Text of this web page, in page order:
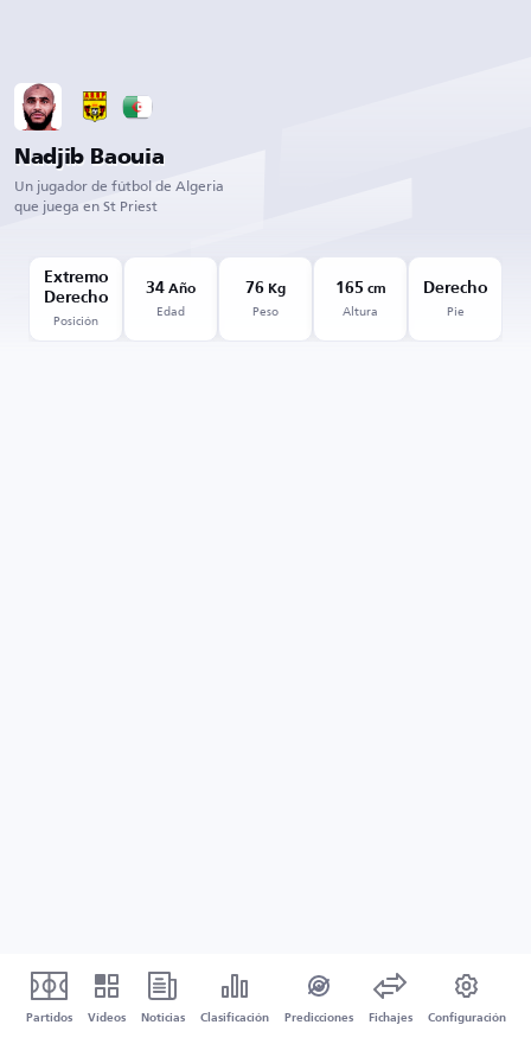
Nadjib Baouia
Un jugador de fútbol de Algeria
que juega en St Priest
Extremo
Derecho
Posición
34 Año
Edad
76 Kg
Peso
165 cm
Altura
Derecho
Pie
Partidos Vídeos Noticias Clasificación Predicciones Fichajes Configuración